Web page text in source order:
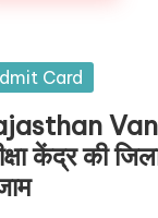
Card
केंद्र की